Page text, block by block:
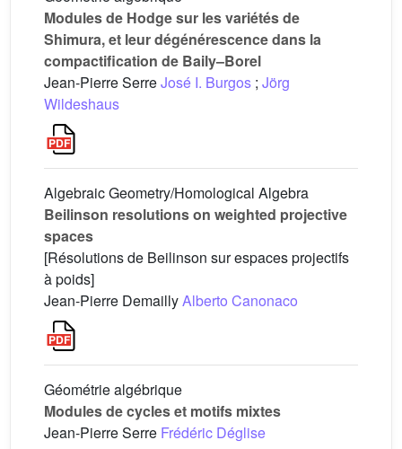
Modules de Hodge sur les variétés de
Shimura, et leur dégénérescence dans la
compactification de Baily–Borel
Jean-Pierre SerreJosé I. Burgos ; Jörg
Wildeshaus
Algebraic Geometry/Homological Algebra
Beilinson resolutions on weighted projective
spaces
[Résolutions de Beilinson sur espaces projectifs
à poids]
Jean-Pierre DemaillyAlberto Canonaco
Géométrie algébrique
Modules de cycles et motifs mixtes
Jean-Pierre Serre Frédéric Déglise